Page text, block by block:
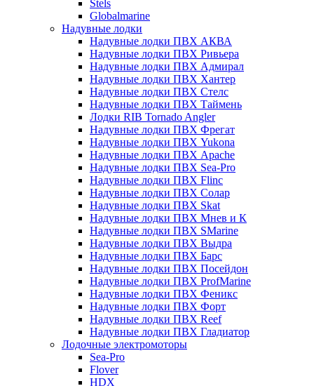
Stels
Globalmarine
Надувные лодки
Надувные лодки ПВХ АКВА
Надувные лодки ПВХ Ривьера
Надувные лодки ПВХ Адмирал
Надувные лодки ПВХ Хантер
Надувные лодки ПВХ Стелс
Надувные лодки ПВХ Таймень
Лодки RIB Tornado Angler
Надувные лодки ПВХ Фрегат
Надувные лодки ПВХ Yukona
Надувные лодки ПВХ Apache
Надувные лодки ПВХ Sea-Pro
Надувные лодки ПВХ Flinc
Надувные лодки ПВХ Солар
Надувные лодки ПВХ Skat
Надувные лодки ПВХ Мнев и К
Надувные лодки ПВХ SMarine
Надувные лодки ПВХ Выдра
Надувные лодки ПВХ Барс
Надувные лодки ПВХ Посейдон
Надувные лодки ПВХ ProfMarine
Надувные лодки ПВХ Феникс
Надувные лодки ПВХ Форт
Надувные лодки ПВХ Reef
Надувные лодки ПВХ Гладиатор
Лодочные электромоторы
Sea-Pro
Flover
HDX